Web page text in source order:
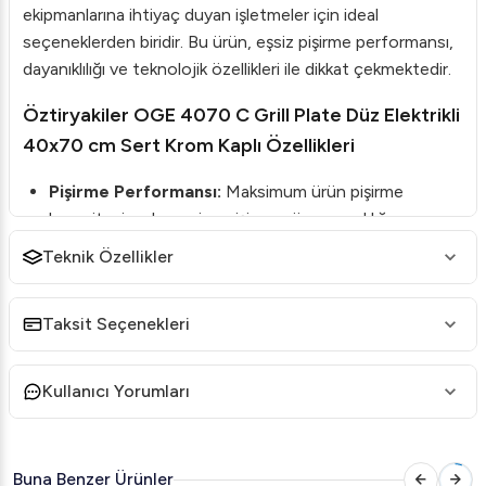
ekipmanlarına ihtiyaç duyan işletmeler için ideal
seçeneklerden biridir. Bu ürün, eşsiz pişirme performansı,
dayanıklılığı ve teknolojik özellikleri ile dikkat çekmektedir.
Öztiryakiler OGE 4070 C Grill Plate Düz Elektrikli
40x70 cm Sert Krom Kaplı Özellikleri
Pişirme Performansı: Maksimum ürün pişirme
kapasitesi ve homojen pişirme yüzey sıcaklığı.
Malzeme Kalitesi:
pişirme yüzeyi; opsiyonel olarak sert krom kaplama.
Kolay Temizlik:Sert krom kaplı yüzeyler sayesinde
Yağ Yönetimi:
1,5 litre hacmindeki yağ haznesine atık
Güvenlik ve Kullanım Kolaylığı:
Paslanmaz çelikten
Teknik Özellikler
Taksit Seçenekleri
Kullanıcı Yorumları
Buna Benzer Ürünler